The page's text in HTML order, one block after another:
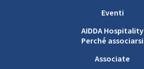
Eventi
AIDDA Hospitality
Perché associarsi
Associate